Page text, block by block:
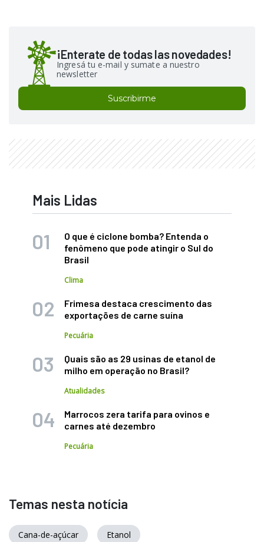
¡Enterate de todas las novedades!
Ingresá tu e-mail y sumate a nuestro
newsletter
Suscribirme
Mais Lidas
O que é ciclone bomba? Entenda o
fenômeno que pode atingir o Sul do
Brasil
Clima
Frimesa destaca crescimento das
exportações de carne suína
Pecuária
Quais são as 29 usinas de etanol de
milho em operação no Brasil?
Atualidades
Marrocos zera tarifa para ovinos e
carnes até dezembro
Pecuária
Temas nesta notícia
Cana-de-açúcar Etanol